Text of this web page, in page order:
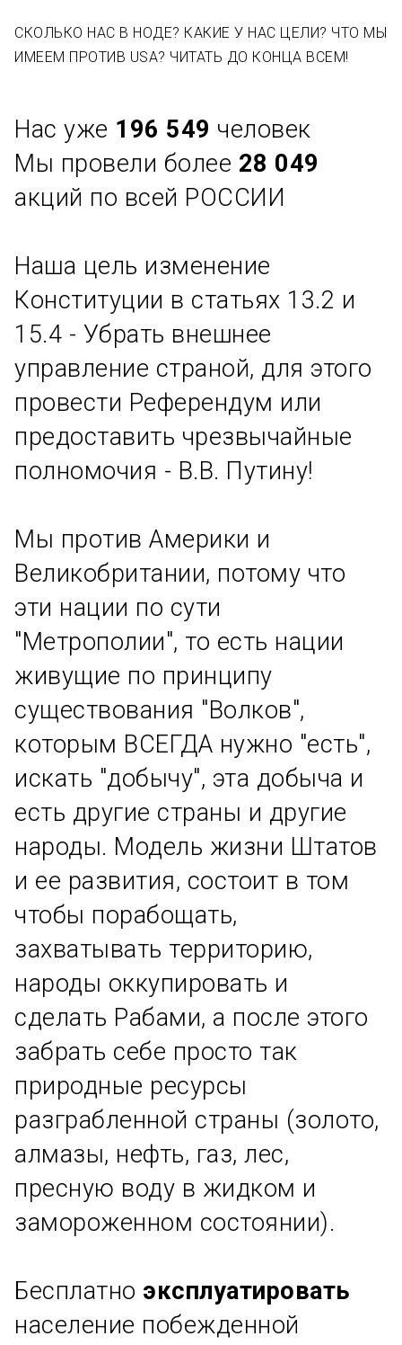
СКОЛЬКО НАС В НОДЕ? КАКИЕ У НАС ЦЕЛИ? ЧТО МЫ
ИМЕЕМ ПРОТИВ USA? ЧИТАТЬ ДО КОНЦА ВСЕМ!
Нас уже 196 549 человек
Мы провели более 28 049
акций по всей РОССИИ
Наша цель изменение
Конституции в статьях 13.2 и
15.4 - Убрать внешнее
управление страной, для этого
провести Референдум или
предоставить чрезвычайные
полномочия - В.В. Путину!
Мы против Америки и
Великобритании, потому что
эти нации по сути
"Метрополии", то есть нации
живущие по принципу
существования "Волков",
которым ВСЕГДА нужно "есть",
искать "добычу", эта добыча и
есть другие страны и другие
народы. Модель жизни Штатов
и ее развития, состоит в том
чтобы порабощать,
захватывать территорию,
народы оккупировать и
сделать Рабами, а после этого
забрать себе просто так
природные ресурсы
разграбленной страны (золото,
алмазы, нефть, газ, лес,
пресную воду в жидком и
замороженном состоянии).
Бесплатно эксплуатировать
население побежденной